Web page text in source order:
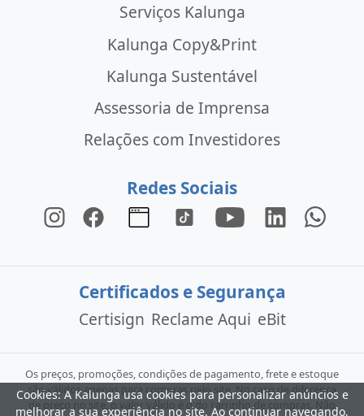
Serviços Kalunga
Kalunga Copy&Print
Kalunga Sustentável
Assessoria de Imprensa
Relações com Investidores
Redes Sociais
Certificados e Segurança
Certisign Reclame Aqui eBit
Os preços, promoções, condições de pagamento, frete e estoque
são válidos apenas para compras pelo site. No caso de diferença
de preço no site, o valor válido é o do carrinho de compras. Não
Cookies: A Kalunga usa cookies para personalizar anúncios e
melhorar a sua experiência no site. Ao continuar navegando,